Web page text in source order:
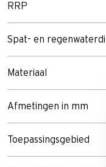
RRP
Spat- en
Materiaal
Afmetingen in mm
Toepassingsgebied